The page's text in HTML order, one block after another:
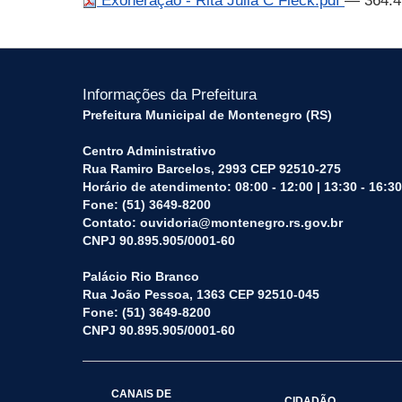
Informações da Prefeitura
Prefeitura Municipal de Montenegro (RS)
Centro Administrativo
Rua Ramiro Barcelos, 2993 CEP 92510-275
Horário de atendimento: 08:00 - 12:00 | 13:30 - 16:30
Fone: (51) 3649-8200
Contato: ouvidoria@montenegro.rs.gov.br
CNPJ 90.895.905/0001-60
Palácio Rio Branco
Rua João Pessoa, 1363 CEP 92510-045
Fone: (51) 3649-8200
CNPJ 90.895.905/0001-60
CANAIS DE